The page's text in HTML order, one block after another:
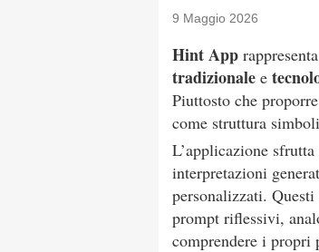
9 Maggio 2026
Hint App
tradizionale e
Piuttosto che
come struttura
L’applicazione
interpretazioni
personalizzati.
prompt riflessivi,
comprendere i propri